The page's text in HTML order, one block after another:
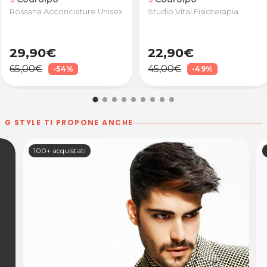
Rossana Acconciature Unisex
29,90€
65,00€ -54%
Studio Vital Fisioterapia
22,90€
45,00€ -49%
G STYLE TI PROPONE ANCHE
100+ acquistati